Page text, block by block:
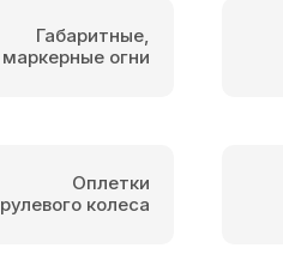
Оплетки
рулевого колеса
Габаритные,
маркерные огни